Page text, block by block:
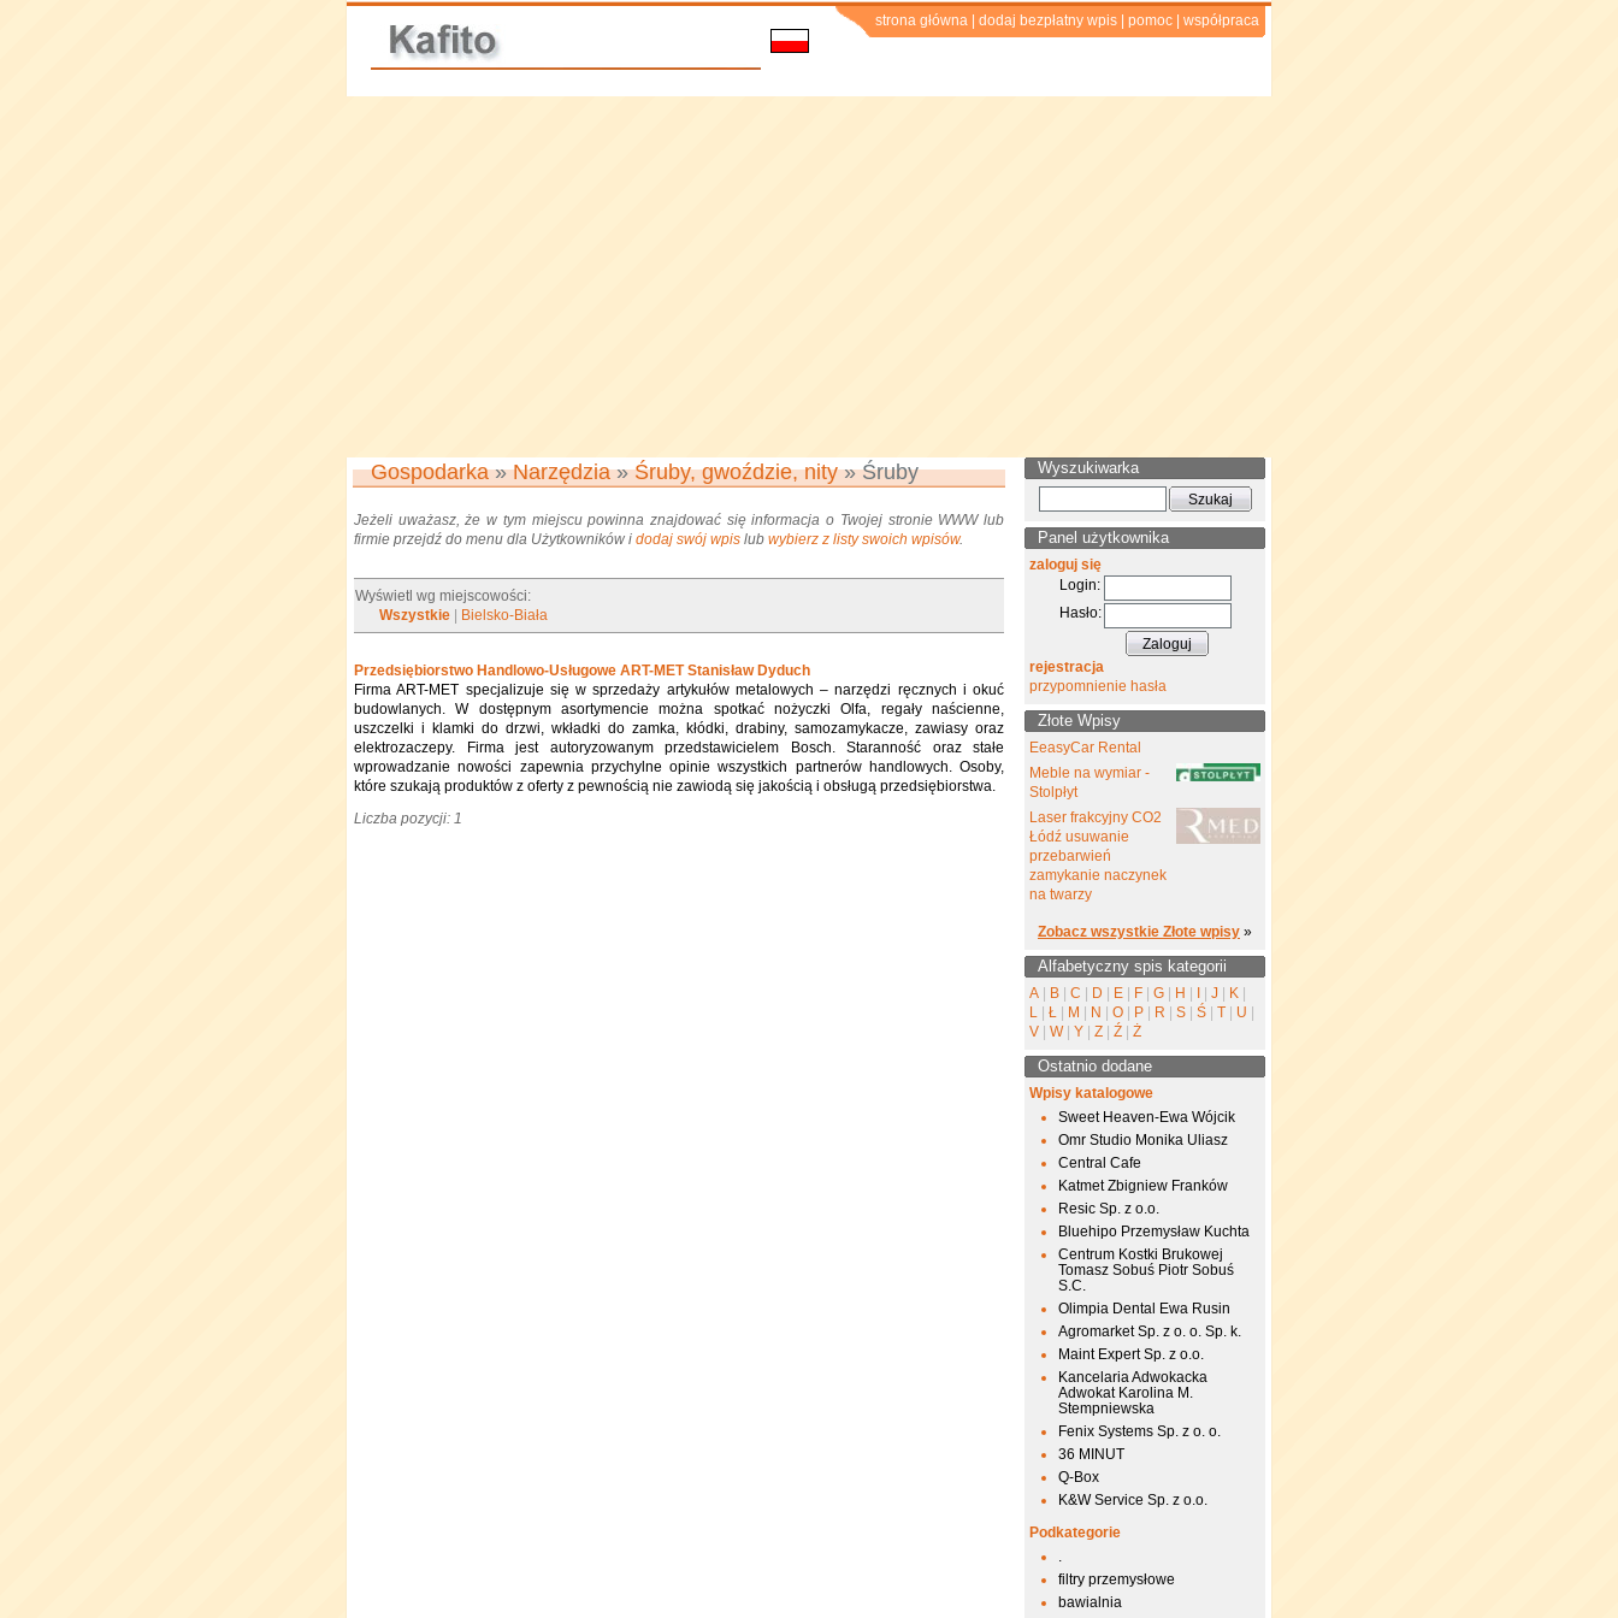
strona główna dodaj bezpłatny wpis pomoc współpraca
Gospodarka»Narzędzia»Śruby, gwoździe, nity» Śruby
Jeżeli uważasz, że w tym miejscu powinna znajdować się informacja o Twojej stronie WWW lub
firmie przejdź do menu dla Użytkowników i dodaj swój wpis lub wybierz z listy swoich wpisów.
Wyświetl wg miejscowości:
Wszystkie
Bielsko-Biała
Przedsiębiorstwo Handlowo-Usługowe ART-MET Stanisław Dyduch
Firma ART-MET specjalizuje się w sprzedaży artykułów metalowych – narzędzi ręcznych i okuć
budowlanych. W dostępnym asortymencie można spotkać nożyczki Olfa, regały naścienne,
uszczelki i klamki do drzwi, wkładki do zamka, kłódki, drabiny, samozamykacze, zawiasy oraz
elektrozaczepy. Firma jest autoryzowanym przedstawicielem Bosch. Staranność oraz stałe
wprowadzanie nowości zapewnia przychylne opinie wszystkich partnerów handlowych. Osoby,
które szukają produktów z oferty z pewnością nie zawiodą się jakością i obsługą przedsiębiorstwa.
Liczba pozycji: 1
Wyszukiwarka
Panel użytkownika
zaloguj się
Login:
Hasło:
rejestracja
przypomnienie hasła
Złote Wpisy
EeasyCar Rental
Meble na wymiar -
Stolpłyt
Laser frakcyjny CO2
Łódź usuwanie
przebarwień
zamykanie naczynek
na twarzy
Zobacz wszystkie Złote wpisy »
Alfabetyczny spis kategorii
A B C D E F G H J K
L
Ł M N O P R S Ś T U
V
W Y Z Ź Ż
Ostatnio dodane
Wpisy katalogowe
Sweet Heaven-Ewa Wójcik
Omr Studio Monika Uliasz
Central Cafe
Katmet Zbigniew Franków
Resic Sp. z o.o.
Bluehipo Przemysław Kuchta
Centrum Kostki Brukowej
Tomasz Sobuś Piotr Sobuś
S.C.
Olimpia Dental Ewa Rusin
Agromarket Sp. z o. o. Sp. k.
Maint Expert Sp. z o.o.
Kancelaria Adwokacka
Adwokat Karolina M.
Stempniewska
Fenix Systems Sp. z o. o.
36 MINUT
Q-Box
K&W Service Sp. z o.o.
Podkategorie
.
filtry przemysłowe
bawialnia